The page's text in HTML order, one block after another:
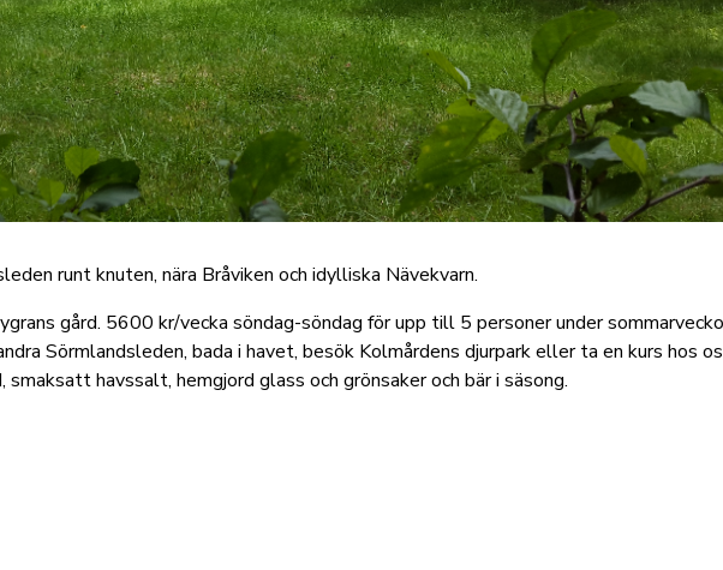
runt knuten, nära Bråviken och idylliska Nävekvarn.
gård. 5600 kr/vecka söndag-söndag för upp till 5 personer under
Sörmlandsleden, bada i havet, besök Kolmårdens djurpark eller ta en kurs hos
havssalt, hemgjord glass och grönsaker och bär i säsong.